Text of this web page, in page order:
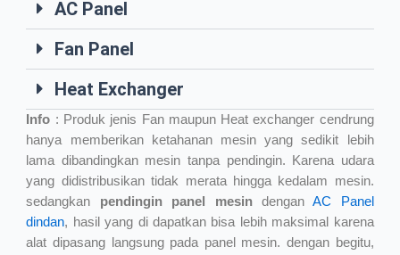
AC Panel
Fan Panel
Heat Exchanger
Info : Produk jenis Fan maupun Heat exchanger cendrung
hanya memberikan ketahanan mesin yang sedikit lebih
lama dibandingkan mesin tanpa pendingin. Karena udara
yang didistribusikan tidak merata hingga kedalam mesin.
sedangkan pendingin panel mesindenganAC Panel
dindan, hasil yang di dapatkan bisa lebih maksimal karena
alat dipasang langsung pada panel mesin. dengan begitu,